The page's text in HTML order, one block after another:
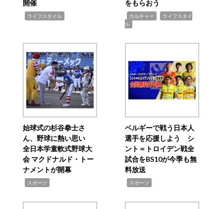
開催
ライフスタイル
をもらおう
カルチャー
ライフスタイ
ル
始球式の杉谷拳士さ
ん、野球に熱い思い
全日本学童軟式野球大
会 マクドナルド・トー
ナメントが開幕
スポーツ
ベルギーで戦う日本人
選手を応援しよう シ
ント＝トロイデン戦全
試合をBS10が今季も無
料放送
スポーツ